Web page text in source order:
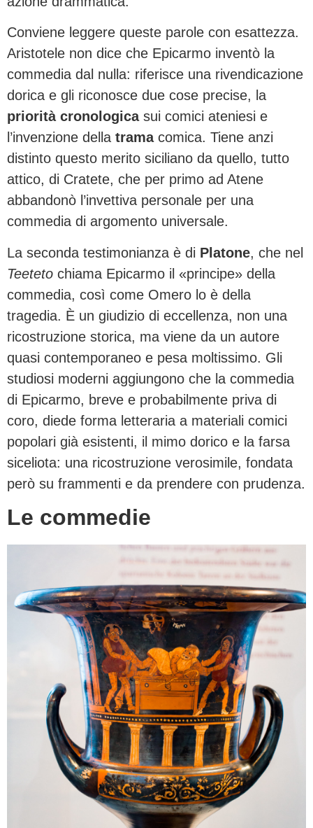
Conviene leggere queste parole con esattezza.
Aristotele non dice che Epicarmo inventò la
commedia dal nulla: riferisce una rivendicazione
dorica e gli riconosce due cose precise, la
priorità cronologicasui comici ateniesi e
l’invenzione della tramacomica. Tiene anzi
distinto questo merito siciliano da quello, tutto
attico, di Cratete, che per primo ad Atene
abbandonò l’invettiva personale per una
commedia di argomento universale.
La seconda testimonianza è di Platone, che nel
Teeteto chiama Epicarmo il «principe» della
commedia, così come Omero lo è della
tragedia. È un giudizio di eccellenza, non una
ricostruzione storica, ma viene da un autore
quasi contemporaneo e pesa moltissimo. Gli
studiosi moderni aggiungono che la commedia
di Epicarmo, breve e probabilmente priva di
coro, diede forma letteraria a materiali comici
popolari già esistenti, il mimo dorico e la farsa
siceliota: una ricostruzione verosimile, fondata
però su frammenti e da prendere con prudenza.
Le commedie